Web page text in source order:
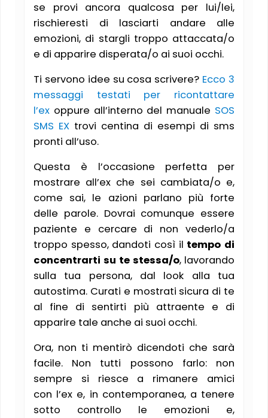
se provi ancora qualcosa per lui/lei,
rischieresti di lasciarti andare alle
emozioni, di stargli troppo attaccata/o
e di apparire disperata/o ai suoi occhi.
Ti servono idee su cosa scrivere? Ecco 3
messaggi testati per ricontattare
l’ex oppure all’interno del manuale SOS
SMS EX trovi centina di esempi di sms
pronti all’uso.
Questa è l’occasione perfetta per
mostrare all’ex che sei cambiata/o e,
come sai, le azioni parlano più forte
delle parole. Dovrai comunque essere
paziente e cercare di non vederlo/a
troppo spesso, dandoti così il tempo di
concentrarti su te stessa/o, lavorando
sulla tua persona, dal look alla tua
autostima. Curati e mostrati sicura di te
al fine di sentirti più attraente e di
apparire tale anche ai suoi occhi.
Ora, non ti mentirò dicendoti che sarà
facile. Non tutti possono farlo: non
sempre si riesce a rimanere amici
con l’ex e, in contemporanea, a tenere
sotto controllo le emozioni e,